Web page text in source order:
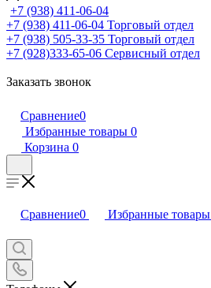
+7 (938) 411-06-04
+7 (938) 411-06-04 Торговый отдел
+7 (938) 505-33-35 Торговый отдел
+7 (928)333-65-06 Сервисный отдел
Заказать звонок
Сравнение0
Избранные товары 0
Корзина 0
Сравнение0 Избранные товары